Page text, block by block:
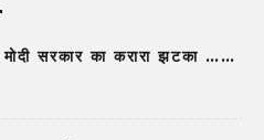
सरकार का करारा झटका ……